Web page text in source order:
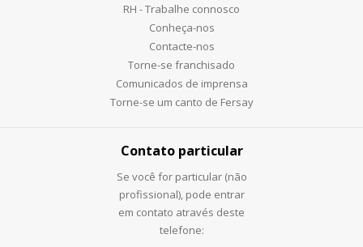
RH - Trabalhe connosco
Conheça-nos
Contacte-nos
Torne-se franchisado
Comunicados de imprensa
Torne-se um canto de Fersay
Contato particular
Se você for particular (não
profissional), pode entrar
em contato através deste
telefone: